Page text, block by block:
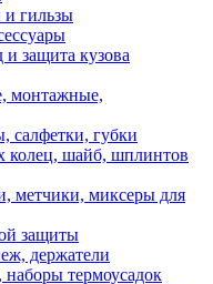
и гильзы
защита кузова
монтажные,
салфетки, губки
колец, шайб, шплинтов
метчики, миксеры для
защиты
держатели
термоусадок